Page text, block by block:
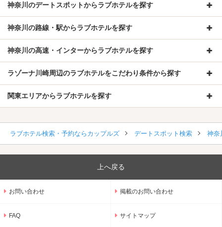
神奈川のデートスポットからラブホテルを探す
神奈川の路線・駅からラブホテルを探す
神奈川の高速・インターからラブホテルを探す
ラゾーナ川崎周辺のラブホテルをこだわり条件から探す
関東エリアからラブホテルを探す
ラブホテル検索・予約ならカップルズ デートスポット検索 神奈
上へ戻る
お問い合わせ 掲載のお問い合わせ
FAQ サイトマップ